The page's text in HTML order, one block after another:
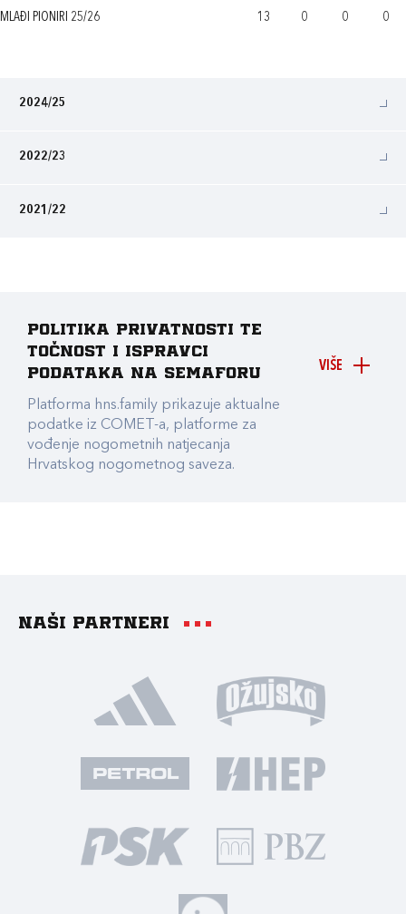
MLAĐI PIONIRI 25/26 13 0 0 0
2024/25
2022/23
2021/22
VIŠE
Politika privatnosti te
točnost i ispravci
podataka na Semaforu
Platforma hns.family prikazuje aktualne
podatke iz COMET-a, platforme za
vođenje nogometnih natjecanja
Hrvatskog nogometnog saveza.
Naši partneri